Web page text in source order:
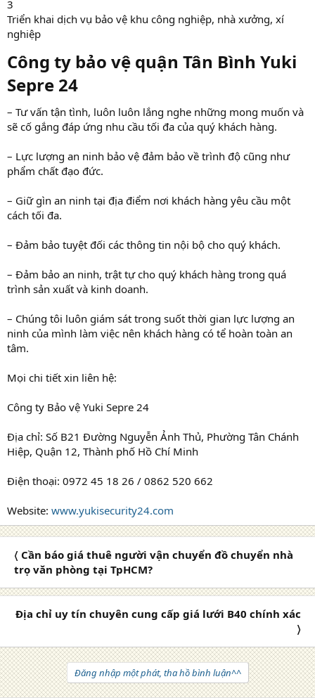
Triển khai dịch vụ bảo vệ khu công nghiệp, nhà xưởng, xí
nghiệp
Công ty bảo vệ quận Tân Bình Yuki
Sepre 24​
– Tư vấn tận tình, luôn luôn lắng nghe những mong muốn và
sẽ cố gắng đáp ứng nhu cầu tối đa của quý khách hàng.
– Lực lượng an ninh bảo vệ đảm bảo về trình độ cũng như
phẩm chất đạo đức.
– Giữ gìn an ninh tại địa điểm nơi khách hàng yêu cầu một
cách tối đa.
– Đảm bảo tuyệt đối các thông tin nội bộ cho quý khách.
– Đảm bảo an ninh, trật tự cho quý khách hàng trong quá
trình sản xuất và kinh doanh.
– Chúng tôi luôn giám sát trong suốt thời gian lực lượng an
ninh của mình làm việc nên khách hàng có tể hoàn toàn an
tâm.
Mọi chi tiết xin liên hệ:
Công ty Bảo vệ Yuki Sepre 24
Địa chỉ: Số B21 Đường Nguyễn Ảnh Thủ, Phường Tân Chánh
Hiệp, Quận 12, Thành phố Hồ Chí Minh
Điện thoại: 0972 45 18 26 / 0862 520 662
Website: www.yukisecurity24.com
〈 Cần báo giá thuê người vận chuyển đồ chuyển nhà
trọ văn phòng tại TpHCM?
Địa chỉ uy tín chuyên cung cấp giá lưới B40 chính xác
〉
Đăng nhập một phát, tha hồ bình luận^^